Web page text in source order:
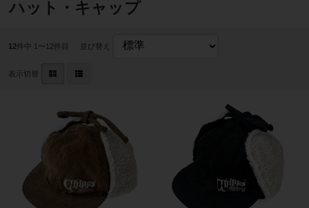
ハット・キャップ
12件中 1〜12件目 並び替え
表示切替